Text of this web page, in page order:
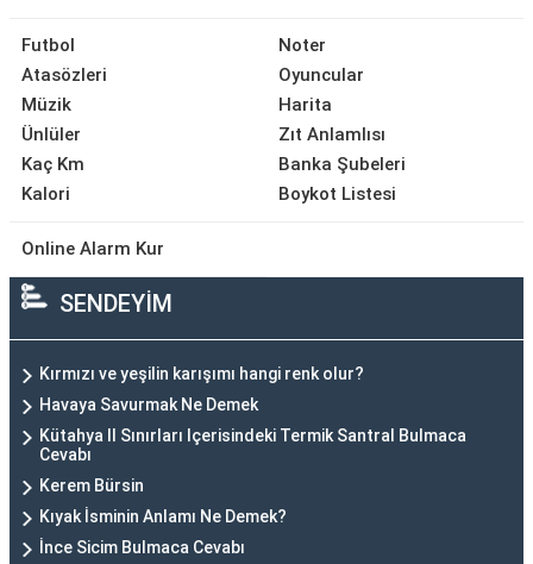
Futbol
Atasözleri
Müzik
Ünlüler
Kaç Km
Kalori
Noter
Oyuncular
Harita
Zıt Anlamlısı
Banka Şubeleri
Boykot Listesi
Online Alarm Kur
SENDEYİM
Kırmızı ve yeşilin karışımı hangi renk olur?
Havaya Savurmak Ne Demek
Kütahya Il Sınırları Içerisindeki Termik Santral Bulmaca
Cevabı
Kerem Bürsin
Kıyak İsminin Anlamı Ne Demek?
İnce Sicim Bulmaca Cevabı